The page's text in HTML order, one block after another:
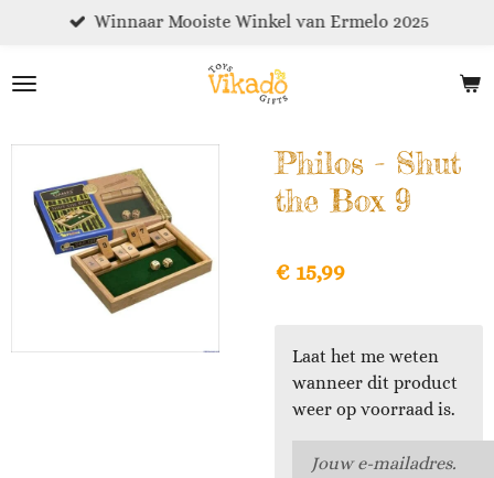
naar
Winnaar Mooiste Winkel van Ermelo 2025
Philos - Shut
the Box 9
€ 15,99
Laat het me weten
wanneer dit product
weer op voorraad is.